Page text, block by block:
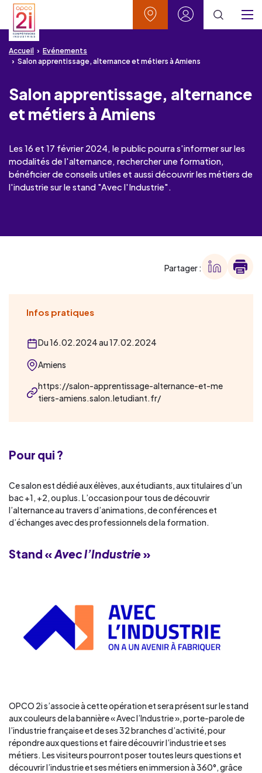
Aller au contenu
Aller à la recherche
Aller au menu
Aller au pied de page
Accueil
Evénements
Salon apprentissage, alternance et métiers à Amiens
Salon apprentissage, alternance
et métiers à Amiens
Les 16 et 17 février 2024, le public pourra s'informer sur les
modalités de l'alternance, rechercher une formation,
bénéficier de conseils utiles et aussi découvrir les métiers de
l'industrie sur le stand "Avec l'Industrie".
Partager :
Infos pratiques
Du 16.02.2024 au 17.02.2024
Amiens
https://salon-apprentissage-alternance-et-me
tiers-amiens.salon.letudiant.fr/
Pour qui ?
Ce salon est dédié aux élèves, aux étudiants, aux titulaires d’un
bac +1, +2, ou plus. L’occasion pour tous de découvrir
l’alternance au travers d’animations, de conférences et
d’échanges avec des professionnels de la formation.
Stand «Avec l’Industrie»
OPCO 2i s’associe à cette opération et sera présent sur le stand
aux couleurs de la bannière « Avec l’Industrie », porte-parole de
l’industrie française et de ses 32 branches d’activité, pour
répondre aux questions et faire découvrir l’industrie et ses
métiers. Les visiteurs pourront poser toutes leurs questions et
découvrir l’industrie et ses métiers en immersion à 360°, grâce